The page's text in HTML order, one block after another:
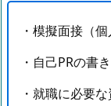
・模擬面接（
・自己PRの書
・就職に必要